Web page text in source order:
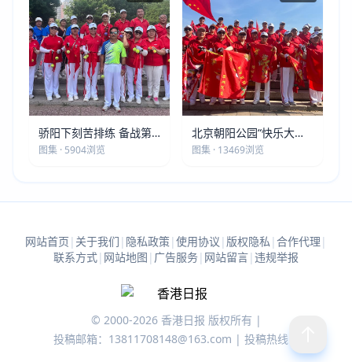
骄阳下刻苦排练 备战第
五届莫斯科世界大健康运
图集 · 5904浏览
北京朝阳公园“快乐大本
营”建党105周年庆祝活动
图集 · 13469浏览
网站首页 | 关于我们 | 隐私政策| 使用协议 | 版权隐私 | 合作代理 |
联系方式| 网站地图 | 广告服务| 网站留言| 违规举报
© 2000-2026 香港日报 版权所有 |
投稿邮箱：13811708148@163.com | 投稿热线：